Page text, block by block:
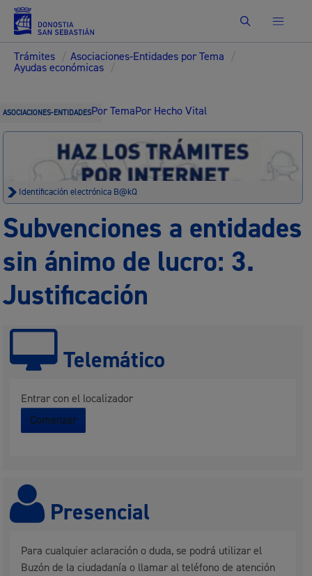
Buscar
Trámites / Asociaciones-Entidades por Tema /
Ayudas económicas /
ASOCIACIONES-ENTIDADESPor TemaPor Hecho Vital
Identificación electrónica B@kQ
Subvenciones a entidades
sin ánimo de lucro: 3.
Justificación
Telemático
Entrar con el localizador
Comenzar
Presencial
Para cualquier aclaración o duda, se podrá utilizar el
Buzón de la ciudadanía o llamar al teléfono de atención